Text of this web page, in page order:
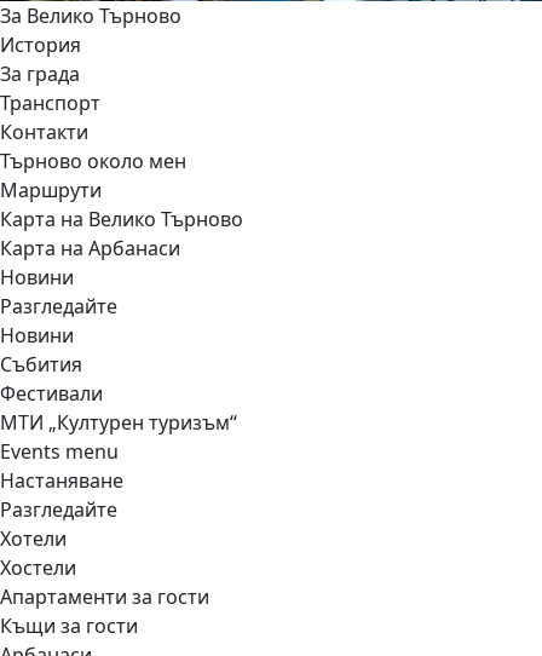
За Велико Търново
История
За града
Транспорт
Контакти
Търново около мен
Маршрути
Карта на Велико Търново
Карта на Арбанаси
Новини
Разгледайте
Новини
Събития
Фестивали
МТИ „Културен туризъм“
Events menu
Настаняване
Разгледайте
Хотели
Хостели
Апартаменти за гости
Къщи за гости